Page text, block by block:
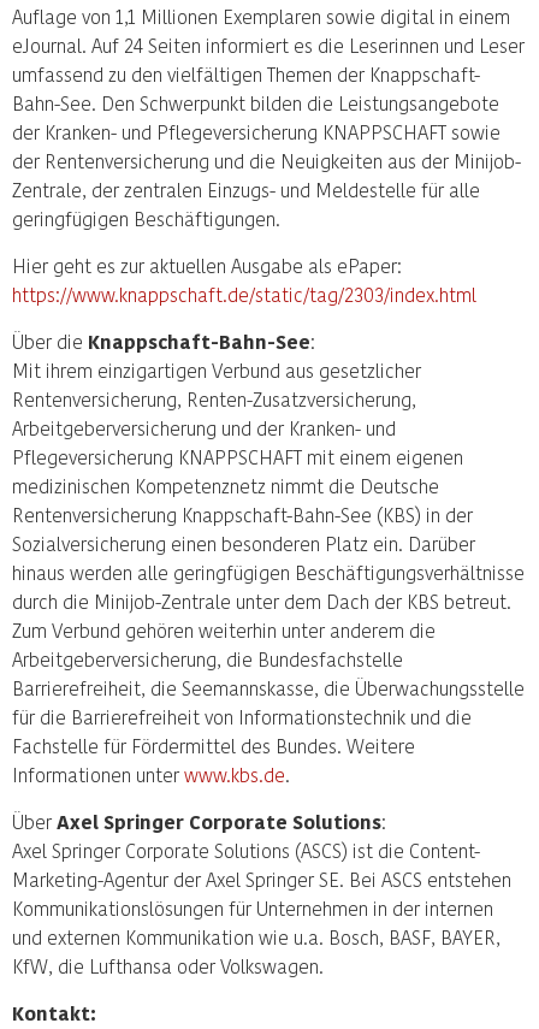
Auflage von 1,1 Millionen Exemplaren sowie digital in einem
eJournal. Auf 24 Seiten informiert es die Leserinnen und Leser
umfassend zu den vielfältigen Themen der Knappschaft-
Bahn-See. Den Schwerpunkt bilden die Leistungsangebote
der Kranken- und Pflegeversicherung KNAPPSCHAFT sowie
der Rentenversicherung und die Neuigkeiten aus der Minijob-
Zentrale, der zentralen Einzugs- und Meldestelle für alle
geringfügigen Beschäftigungen.
Hier geht es zur aktuellen Ausgabe als ePaper:
https://www.knappschaft.de/static/tag/2303/index.html
Über die Knappschaft-Bahn-See:
Mit ihrem einzigartigen Verbund aus gesetzlicher
Rentenversicherung, Renten-Zusatzversicherung,
Arbeitgeberversicherung und der Kranken- und
Pflegeversicherung KNAPPSCHAFT mit einem eigenen
medizinischen Kompetenznetz nimmt die Deutsche
Rentenversicherung Knappschaft-Bahn-See (KBS) in der
Sozialversicherung einen besonderen Platz ein. Darüber
hinaus werden alle geringfügigen Beschäftigungsverhältnisse
durch die Minijob-Zentrale unter dem Dach der KBS betreut.
Zum Verbund gehören weiterhin unter anderem die
Arbeitgeberversicherung, die Bundesfachstelle
Barrierefreiheit, die Seemannskasse, die Überwachungsstelle
für die Barrierefreiheit von Informationstechnik und die
Fachstelle für Fördermittel des Bundes. Weitere
Informationen unter www.kbs.de.
Über Axel Springer Corporate Solutions:
Axel Springer Corporate Solutions (ASCS) ist die Content-
Marketing-Agentur der Axel Springer SE. Bei ASCS entstehen
Kommunikationslösungen für Unternehmen in der internen
und externen Kommunikation wie u.a. Bosch, BASF, BAYER,
KfW, die Lufthansa oder Volkswagen.
Kontakt: